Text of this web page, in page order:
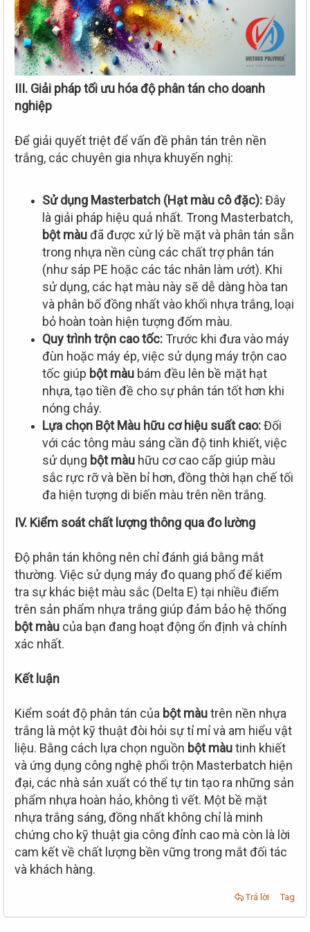
III. Giải pháp tối ưu hóa độ phân tán cho doanh
nghiệp
Để giải quyết triệt để vấn đề phân tán trên nền
trắng, các chuyên gia nhựa khuyến nghị:
Sử dụng Masterbatch (Hạt màu cô đặc):Đây
là giải pháp hiệu quả nhất. Trong Masterbatch,
bột màuđã được xử lý bề mặt và phân tán sẵn
trong nhựa nền cùng các chất trợ phân tán
(như sáp PE hoặc các tác nhân làm ướt). Khi
sử dụng, các hạt màu này sẽ dễ dàng hòa tan
và phân bố đồng nhất vào khối nhựa trắng, loại
bỏ hoàn toàn hiện tượng đốm màu.
Quy trình trộn cao tốc: Trước khi đưa vào máy
đùn hoặc máy ép, việc sử dụng máy trộn cao
tốc giúp bột màu bám đều lên bề mặt hạt
nhựa, tạo tiền đề cho sự phân tán tốt hơn khi
nóng chảy.
Lựa chọn Bột Màu hữu cơ hiệu suất cao:Đối
với các tông màu sáng cần độ tinh khiết, việc
sử dụng bột màu hữu cơ cao cấp giúp màu
sắc rực rỡ và bền bỉ hơn, đồng thời hạn chế tối
đa hiện tượng di biến màu trên nền trắng.
IV. Kiểm soát chất lượng thông qua đo lường
Độ phân tán không nên chỉ đánh giá bằng mắt
thường. Việc sử dụng máy đo quang phổ để kiểm
tra sự khác biệt màu sắc (Delta E) tại nhiều điểm
trên sản phẩm nhựa trắng giúp đảm bảo hệ thống
bột màu của bạn đang hoạt động ổn định và chính
xác nhất.
Kết luận
Kiểm soát độ phân tán của bột màutrên nền nhựa
trắng là một kỹ thuật đòi hỏi sự tỉ mỉ và am hiểu vật
liệu. Bằng cách lựa chọn nguồn bột màutinh khiết
và ứng dụng công nghệ phối trộn Masterbatch hiện
đại, các nhà sản xuất có thể tự tin tạo ra những sản
phẩm nhựa hoàn hảo, không tì vết. Một bề mặt
nhựa trắng sáng, đồng nhất không chỉ là minh
chứng cho kỹ thuật gia công đỉnh cao mà còn là lời
cam kết về chất lượng bền vững trong mắt đối tác
và khách hàng.
Trả lời Tag